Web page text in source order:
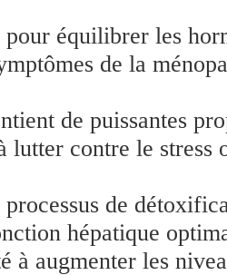
équilibrer les
de la
de puissantes
lutter contre le stress
processus de
hépatique
à augmenter les